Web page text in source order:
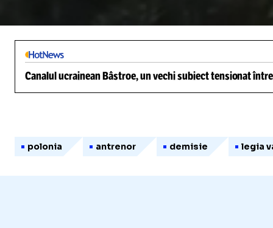
Canalul ucrainean Bâstroe, un vechi subiect tensionat
polonia antrenor demisie legia